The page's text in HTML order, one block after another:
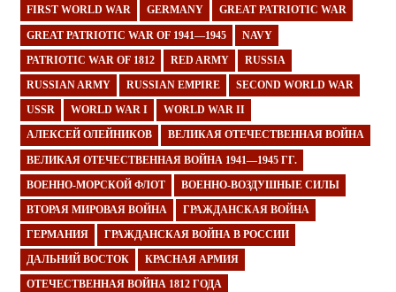
FIRST WORLD WAR GERMANY GREAT PATRIOTIC WAR
GREAT PATRIOTIC WAR OF 1941—1945 NAVY
PATRIOTIC WAR OF 1812 RED ARMY RUSSIA
RUSSIAN ARMY RUSSIAN EMPIRE SECOND WORLD WAR
USSR WORLD WAR I WORLD WAR II
АЛЕКСЕЙ ОЛЕЙНИКОВ ВЕЛИКАЯ ОТЕЧЕСТВЕННАЯ ВОЙНА
ВЕЛИКАЯ ОТЕЧЕСТВЕННАЯ ВОЙНА 1941—1945 ГГ.
ВОЕННО-МОРСКОЙ ФЛОТ ВОЕННО-ВОЗДУШНЫЕ СИЛЫ
ВТОРАЯ МИРОВАЯ ВОЙНА ГРАЖДАНСКАЯ ВОЙНА
ГЕРМАНИЯ ГРАЖДАНСКАЯ ВОЙНА В РОССИИ
ДАЛЬНИЙ ВОСТОК КРАСНАЯ АРМИЯ
ОТЕЧЕСТВЕННАЯ ВОЙНА 1812 ГОДА